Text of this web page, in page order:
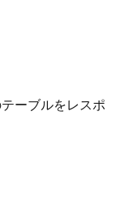
ーブルをレスポ